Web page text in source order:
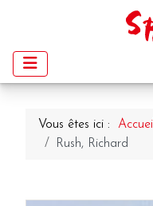
Vous êtes ici : Accueil
Rush, Richard